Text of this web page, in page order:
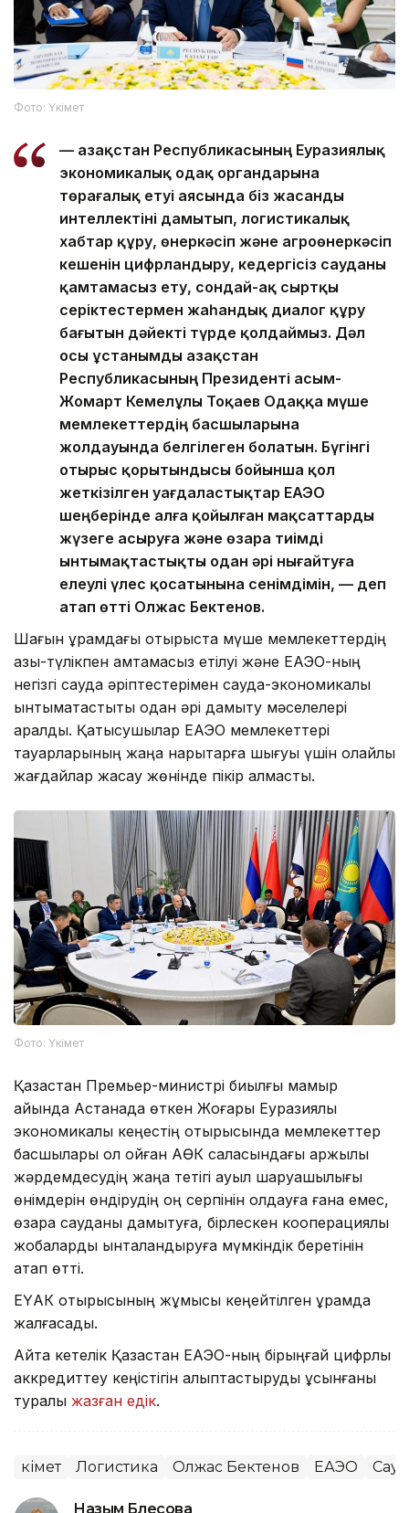
Фото: Үкімет
— Қазақстан Республикасының Еуразиялық
экономикалық одақ органдарына
төрағалық етуі аясында біз жасанды
интеллектіні дамытып, логистикалық
хабтар құру, өнеркәсіп және агроөнеркәсіп
кешенін цифрландыру, кедергісіз сауданы
қамтамасыз ету, сондай-ақ сыртқы
серіктестермен жаһандық диалог құру
бағытын дәйекті түрде қолдаймыз. Дәл
осы ұстанымды Қазақстан
Республикасының Президенті Қасым-
Жомарт Кемелұлы Тоқаев Одаққа мүше
мемлекеттердің басшыларына
жолдауында белгілеген болатын. Бүгінгі
отырыс қорытындысы бойынша қол
жеткізілген уағдаластықтар ЕАЭО
шеңберінде алға қойылған мақсаттарды
жүзеге асыруға және өзара тиімді
ынтымақтастықты одан әрі нығайтуға
елеулі үлес қосатынына сенімдімін, — деп
атап өтті Олжас Бектенов.
Шағын құрамдағы отырыста мүше мемлекеттердің
азық-түлікпен қамтамасыз етілуі және ЕАЭО-ның
негізгі сауда әріптестерімен сауда-экономикалық
ынтымақтастықты одан әрі дамыту мәселелері
қаралды. Қатысушылар ЕАЭО мемлекеттері
тауарларының жаңа нарықтарға шығуы үшін қолайлы
жағдайлар жасау жөнінде пікір алмасты.
Фото: Үкімет
Қазақстан Премьер-министрі биылғы мамыр
айында Астанада өткен Жоғары Еуразиялық
экономикалық кеңестің отырысында мемлекеттер
басшылары қол қойған АӨК саласындағы қаржылық
жәрдемдесудің жаңа тетігі ауыл шаруашылығы
өнімдерін өндірудің оң серпінін қолдауға ғана емес,
өзара сауданы дамытуға, бірлескен кооперациялық
жобаларды ынталандыруға мүмкіндік беретінін
атап өтті.
ЕҮАК отырысының жұмысы кеңейтілген құрамда
жалғасады.
Айта кетелік Қазақстан ЕАЭО-ның бірыңғай цифрлық
аккредиттеу кеңістігін қалыптастыруды ұсынғаны
туралы жазған едік.
Үкімет Логистика Олжас Бектенов ЕАЭО
Назым Бөлесова